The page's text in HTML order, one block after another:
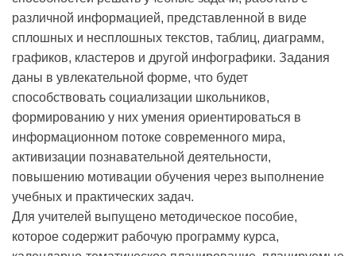
различной информацией, представленной в виде
сплошных и несплошных текстов, таблиц, диаграмм,
графиков, кластеров и другой инфографики. Задания
даны в увлекательной форме, что будет
способствовать социализации школьников,
формированию у них умения ориентироваться в
информационном потоке современного мира,
активизации познавательной деятельности,
повышению мотивации обучения через выполнение
учебных и практических задач.
Для учителей выпущено методическое пособие,
которое содержит рабочую программу курса,